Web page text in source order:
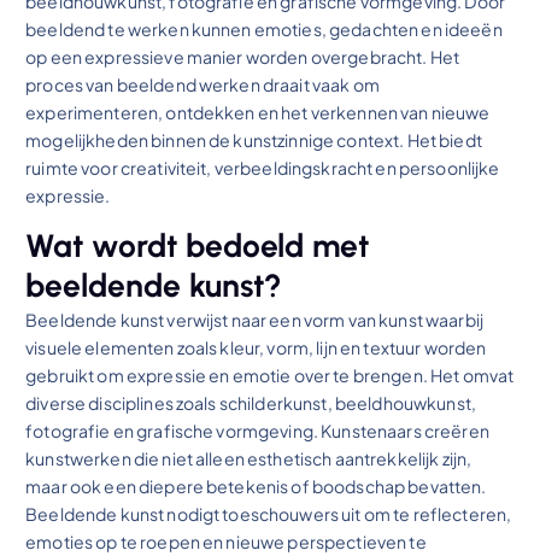
beeldend te werken kunnen emoties, gedachten en ideeën
op een expressieve manier worden overgebracht. Het
proces van beeldend werken draait vaak om
experimenteren, ontdekken en het verkennen van nieuwe
mogelijkheden binnen de kunstzinnige context. Het biedt
ruimte voor creativiteit, verbeeldingskracht en persoonlijke
expressie.
Wat wordt bedoeld met
beeldende kunst?
Beeldende kunst verwijst naar een vorm van kunst waarbij
visuele elementen zoals kleur, vorm, lijn en textuur worden
gebruikt om expressie en emotie over te brengen. Het omvat
diverse disciplines zoals schilderkunst, beeldhouwkunst,
fotografie en grafische vormgeving. Kunstenaars creëren
kunstwerken die niet alleen esthetisch aantrekkelijk zijn,
maar ook een diepere betekenis of boodschap bevatten.
Beeldende kunst nodigt toeschouwers uit om te reflecteren,
emoties op te roepen en nieuwe perspectieven te